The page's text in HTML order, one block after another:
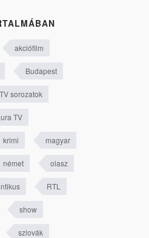
akciófilm
Budapest
sorozatok
TV
krimi magyar
német olasz
RTL
show
szlovák